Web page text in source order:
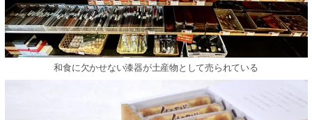
和⾷に⽋かせない漆器が⼟産物として売られている